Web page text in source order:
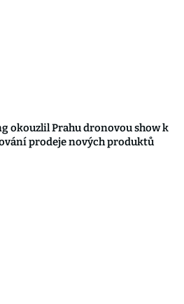
okouzlil Prahu dronovou show k
prodeje nových produktů